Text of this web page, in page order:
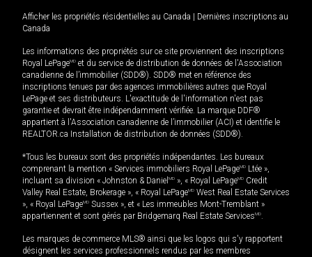
Afficher les propriétés résidentielles au Canada
Dernières inscriptions au
Canada
Les informations des propriétés sur ce site proviennent des inscriptions
Royal LePageMD et du service de distribution de données de l'Association
canadienne de l’immobilier (SDD®). SDD® met en référence des
inscriptions tenues par des agences immobilières autres que Royal
LePage et ses distributeurs. L'exactitude de l'information n'est pas
garantie et devrait être indépendamment vérifiée. La marque DDF®
appartient à l'Association canadienne de l’immobilier (ACI) et identifie le
REALTOR.ca Installation de distribution de données (SDD®).
*Tous les bureaux sont des propriétés indépendantes. Les bureaux
comprenant la mention « Services immobiliers Royal LePageMD Ltée »,
incluant sa division « Johnston & Daniel MD », « Royal LePageMD Credit
Valley Real Estate, Brokerage », « Royal LePageMD West Real Estate Services
», « Royal LePageMD Sussex », et « Les immeubles Mont-Tremblant »
appartiennent et sont gérés par Bridgemarq Real Estate ServicesMD.
Les marques de commerce MLS® ainsi que les logos qui s'y rapportent
désignent les services professionnels rendus par les membres